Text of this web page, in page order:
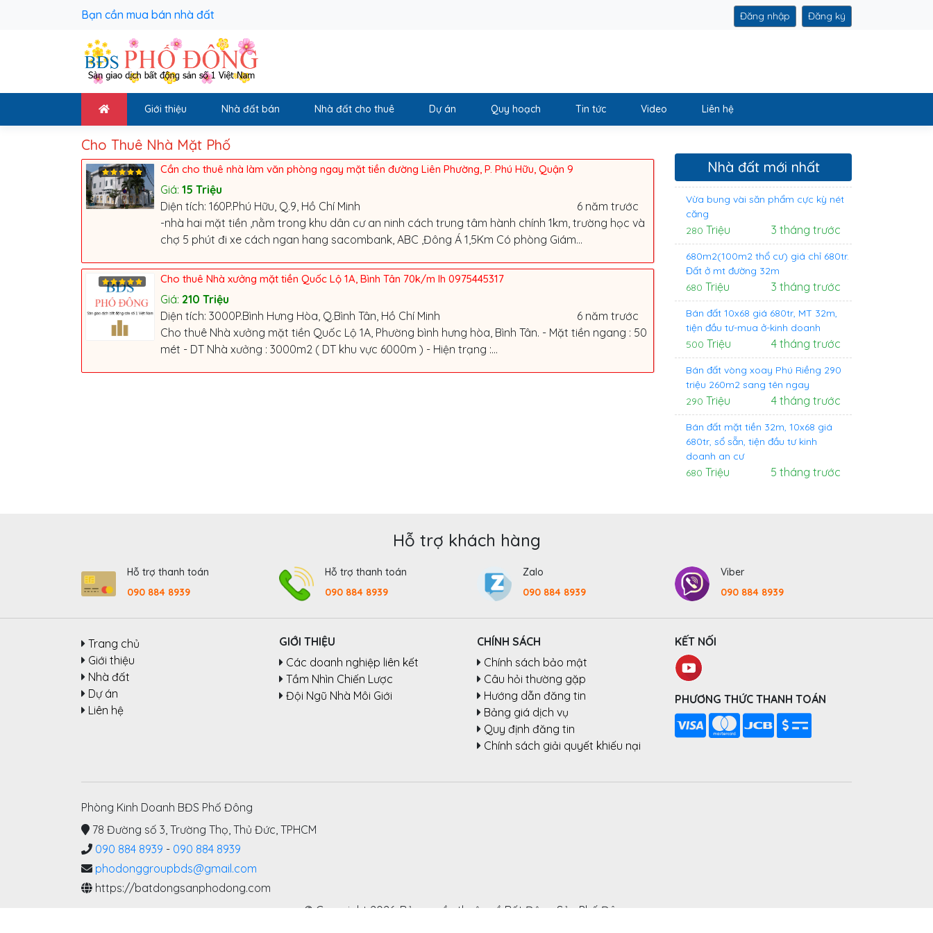
Bạn cần mua bán nhà đất Đăng nhập Đăng ký
Giới thiệu Nhà đất bán Nhà đất cho thuê Dự án Quy hoạch Tin tức Video Liên hệ
Cho Thuê Nhà Mặt Phố
Cần cho thuê nhà làm văn phòng ngay mặt tiền đường Liên Phường, P. Phú Hữu, Quận 9
Giá: 15 Triệu
Diện tích: 160P.Phú Hữu, Q.9, Hồ Chí Minh
6 năm trước
-nhà hai mặt tiền ,nằm trong khu dân cư an ninh cách trung tâm hành chính 1km, trường học và
chợ 5 phút đi xe cách ngan hang sacombank, ABC ,Đông Á 1,5Km Có phòng Giám...
Cho thuê Nhà xưởng mặt tiền Quốc Lộ 1A, Bình Tân 70k/m lh 0975445317
Giá: 210 Triệu
Diện tích: 3000P.Bình Hưng Hòa, Q.Bình Tân, Hồ Chí Minh
6 năm trước
Cho thuê Nhà xưởng mặt tiền Quốc Lộ 1A, Phường bình hưng hòa, Bình Tân. - Mặt tiền ngang : 50
mét - DT Nhà xưởng : 3000m2 ( DT khu vực 6000m ) - Hiện trạng :...
Nhà đất mới nhất
Vừa bung vài săn phẩm cực kỳ nét
căng
280 Triệu 3 tháng trước
680m2(100m2 thổ cư) giá chỉ 680tr.
Đất ở mt đường 32m
680 Triệu 3 tháng trước
Bán đất 10x68 giá 680tr, MT 32m,
tiện đầu tư-mua ở-kinh doanh
500 Triệu 4 tháng trước
Bán đất vòng xoay Phú Riềng 290
triệu 260m2 sang tên ngay
290 Triệu 4 tháng trước
Bán đất mặt tiền 32m, 10x68 giá
680tr, sổ sẵn, tiện đầu tư kinh
doanh an cư
680 Triệu 5 tháng trước
Hỗ trợ khách hàng
Hỗ trợ thanh toán
090 884 8939
Hỗ trợ thanh toán
090 884 8939
Zalo
090 884 8939
Viber
090 884 8939
Trang chủ
Giới thiệu
Nhà đất
Dự án
Liên hệ
GIỚI THIỆU
Các doanh nghiệp liên kết
Tầm Nhìn Chiến Lược
Đội Ngũ Nhà Môi Giới
CHÍNH SÁCH
Chính sách bảo mật
Câu hỏi thường gặp
Hướng dẫn đăng tin
Bảng giá dịch vụ
Quy định đăng tin
Chính sách giải quyết khiếu nại
KẾT NỐI
PHƯƠNG THỨC THANH TOÁN
Phòng Kinh Doanh BĐS Phố Đông
78 Đường số 3, Trường Thọ, Thủ Đức, TPHCM
090 884 8939 - 090 884 8939
phodonggroupbds@gmail.com
https://batdongsanphodong.com
© Copyright 2026. Bản quyền thuộc về Bất Động Sản Phố Đông